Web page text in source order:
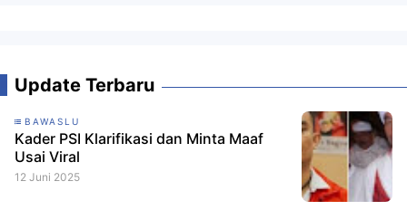
Update Terbaru
BAWASLU
Kader PSI Klarifikasi dan Minta Maaf
Usai Viral
12 Juni 2025